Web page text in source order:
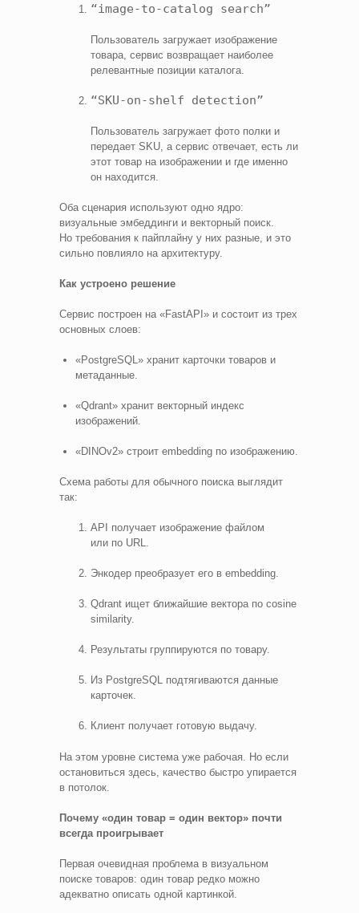
“image‑to‑catalog search”
Пользователь загружает изображение
товара, сервис возвращает наиболее
релевантные позиции каталога.
“SKU‑on‑shelf detection”
Пользователь загружает фото полки и
передает SKU, а сервис отвечает, есть ли
этот товар на изображении и где именно
он находится.
Оба сценария используют одно ядро:
визуальные эмбеддинги и векторный поиск.
Но требования к пайплайну у них разные, и это
сильно повлияло на архитектуру.
Как устроено решение
Сервис построен на «FastAPI» и состоит из трех
основных слоев:
«PostgreSQL» хранит карточки товаров и
метаданные.
«Qdrant» хранит векторный индекс
изображений.
«DINOv2» строит embedding по изображению.
Схема работы для обычного поиска выглядит
так:
API получает изображение файлом
или по URL.
Энкодер преобразует его в embedding.
Qdrant ищет ближайшие вектора по cosine
similarity.
Результаты группируются по товару.
Из PostgreSQL подтягиваются данные
карточек.
Клиент получает готовую выдачу.
На этом уровне система уже рабочая. Но если
остановиться здесь, качество быстро упирается
в потолок.
Почему «один товар = один вектор» почти
всегда проигрывает
Первая очевидная проблема в визуальном
поиске товаров: один товар редко можно
адекватно описать одной картинкой.